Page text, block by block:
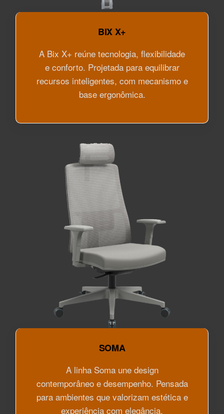
BIX X+
A Bix X+ reúne tecnologia, flexibilidade
e conforto. Projetada para equilibrar
recursos inteligentes, com mecanismo e
base ergonômica.
SOMA
A linha Soma une design
contemporâneo e desempenho. Pensada
para ambientes que valorizam estética e
experiência com elegância.